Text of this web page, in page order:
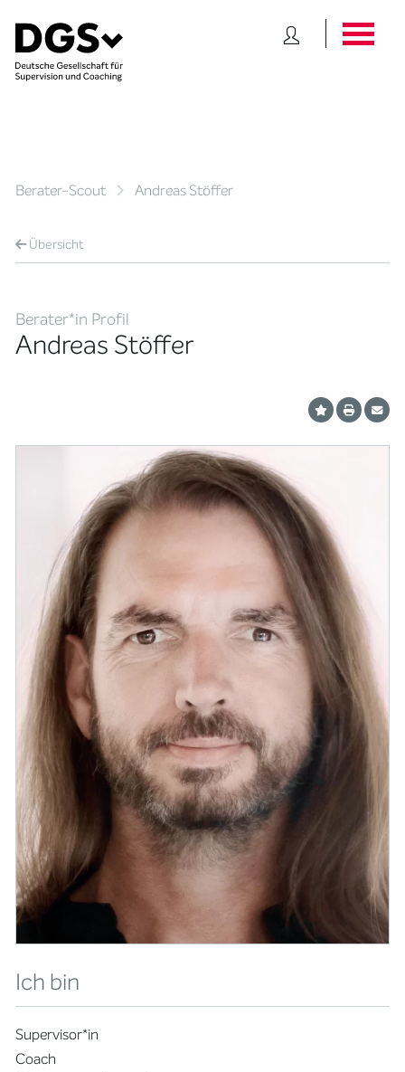
Berater-Scout Andreas Stöffer
Übersicht
Berater*in Profil
Andreas Stöffer
Ich bin
Supervisor*in
Coach